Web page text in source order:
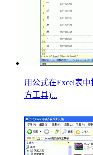
用公式在Excel表
方工具)...